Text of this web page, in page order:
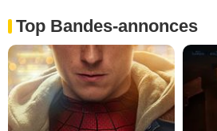
Top Bandes-annonces